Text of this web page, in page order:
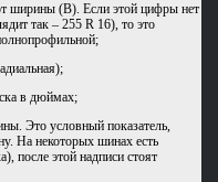
ширины (B). Если этой цифры нет
так – 255 R 16), то это
в дюймах;
Это условный показатель,
На некоторых шинах есть
после этой надписи стоят